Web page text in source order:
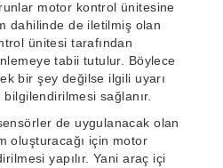
motor kontrol ünitesine
dahilinde de iletilmiş olan
ünitesi tarafından
tabii tutulur. Böylece
bir şey değilse ilgili uyarı
bilgilendirilmesi sağlanır.
de uygulanacak olan
oluşturacağı için motor
yapılır. Yani araç içi